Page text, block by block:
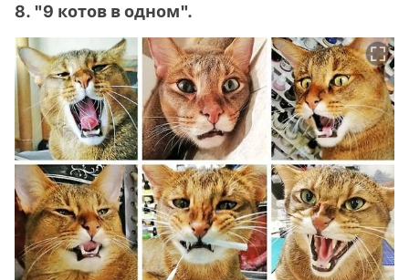
8. "9 котов в одном".